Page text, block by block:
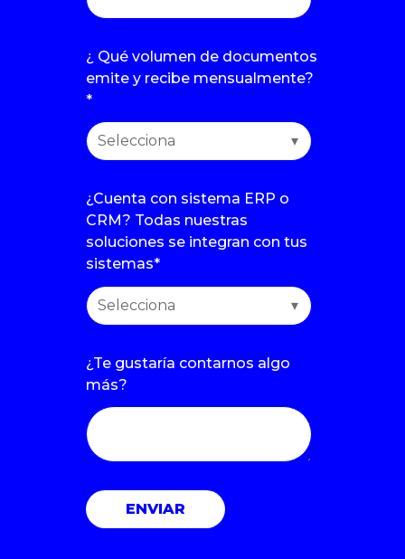
¿ Qué volumen de documentos
emite y recibe mensualmente?
*
¿Cuenta con sistema ERP o
CRM? Todas nuestras
soluciones se integran con tus
sistemas*
¿Te gustaría contarnos algo
más?